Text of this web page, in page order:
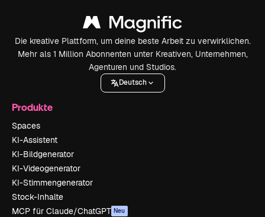
Die kreative Plattform, um deine beste Arbeit zu verwirklichen.
Mehr als 1 Million Abonnenten unter Kreativen, Unternehmen,
Agenturen und Studios.
Deutsch
Produkte
Spaces
KI-Assistent
KI-Bildgenerator
KI-Videogenerator
KI-Stimmengenerator
Stock-Inhalte
MCP für Claude/ChatGPT Neu